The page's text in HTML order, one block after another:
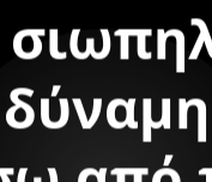
δύναμη